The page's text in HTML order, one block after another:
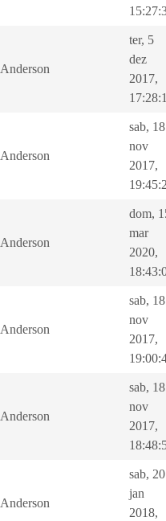
Anderson
ter, 5
dez
2017,
Anderson
sab, 18
nov
2017,
Anderson
dom,
mar
2020,
Anderson
sab, 18
nov
2017,
Anderson
sab, 18
nov
2017,
Anderson
sab, 20
jan
2018,